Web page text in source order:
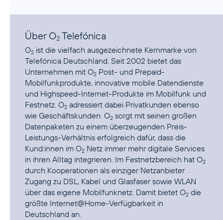
Über O2 Telefónica
O2 ist die vielfach ausgezeichnete Kernmarke von
Telefónica Deutschland. Seit 2002 bietet das
Unternehmen mit O2 Post- und Prepaid-
Mobilfunkprodukte, innovative mobile Datendienste
und Highspeed-Internet-Produkte im Mobilfunk und
Festnetz. O2 adressiert dabei Privatkunden ebenso
wie Geschäftskunden. O2 sorgt mit seinen großen
Datenpaketen zu einem überzeugenden Preis-
Leistungs-Verhältnis erfolgreich dafür, dass die
Kund:innen im O2 Netz immer mehr digitale Services
in ihren Alltag integrieren. Im Festnetzbereich hat O2
durch Kooperationen als einziger Netzanbieter
Zugang zu DSL, Kabel und Glasfaser sowie WLAN
über das eigene Mobilfunknetz. Damit bietet O2 die
größte Internet@Home-Verfügbarkeit in
Deutschland an.